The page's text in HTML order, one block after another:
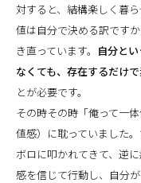
対すると、結構楽しく暮
値は自分で決める訳です
き直っています。 自分と
なくても、存在するだけで
とが必要です。
その時その時「俺って一
値感）に耽っていました
ボロに叩かれてきて、逆
感を信じて行動し、自分